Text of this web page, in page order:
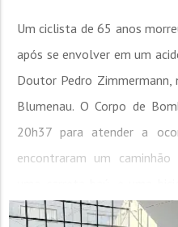
Um ciclista de 65 anos
após se envolver em um
Doutor Pedro
Blumenau. O Corpo de
20h37 para atender a
encontraram um
uma carreta baú, e uma
motorista do caminhão, de